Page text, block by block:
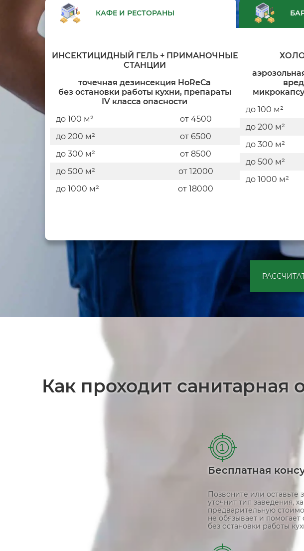
КАФЕ И РЕСТОРАНЫ
ИНСЕКТИЦИДНЫЙ ГЕЛЬ + ПРИМАНОЧНЫЕ
СТАНЦИИ
точечная дезинсекция HoReCa
без остановки работы кухни, препараты
IV класса опасности
до 100 м²
от 4500
до 200 м²
от 6500
до 300 м²
от 8500
до 500 м²
от 12000
до 1000 м²
от 18000
до 100 м²
до 200 м²
до 300 м²
до 500 м²
до 1000 м²
Как проходит санитарная
1
Бесплатная
Позвоните или оставьте
уточнит тип заведения,
предварительную
не обязывает и помогает
без остановки работы